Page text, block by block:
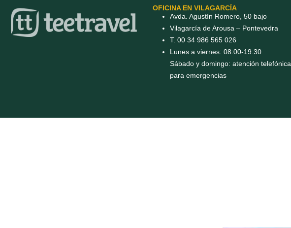
OFICINA EN VILAGARCÍA
Avda. Agustín Romero, 50 bajo
Vilagarcía de Arousa – Pontevedra
T. 00 34 986 565 026
Lunes a viernes: 08:00-19:30
Sábado y domingo: atención telefónica
para emergencias